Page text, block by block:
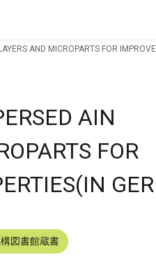
AND MICROPARTS FOR
AIN
FOR
図書館蔵書